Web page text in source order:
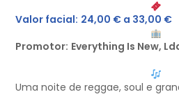
Valor facial: 24,00 € a 33,00 €
Promotor: Everything Is New,
Uma noite de reggae, soul e